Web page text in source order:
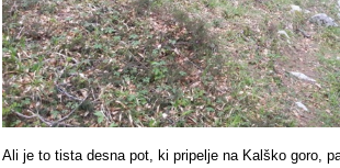
Ali je to tista desna pot, ki pripelje na Kalško goro,